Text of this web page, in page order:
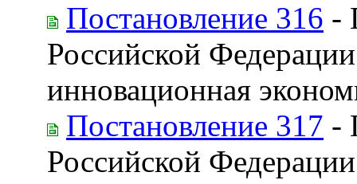
Постановление 316 -
Российской
инновационная
Постановление 317 -
Российской